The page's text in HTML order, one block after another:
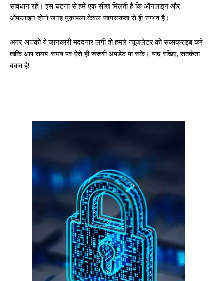
गुरुग्राम साइबर पुलिस ने बीते छह महीने में 18 बैंक कर्मचारियों को किया गिरफ्तार
इन लोगों ने लालच में आकर बैंक खाते खोलकर साइबर ठगों को उपलब्ध कराए
सावधान रहें। इस घटना से हमें एक सीख मिलती है कि ऑनलाइन और
ऑफलाइन दोनों जगह मुक़ाबला केवल जागरूकता से ही सम्भव है।
अगर आपको ये जानकारी मददगार लगी तो हमारे न्यूजलेटर को सब्सक्राइब करें
ताकि आप समय-समय पर ऐसे ही जरूरी अपडेट पा सकें। याद रखिए, सतर्कता
बचाव है!